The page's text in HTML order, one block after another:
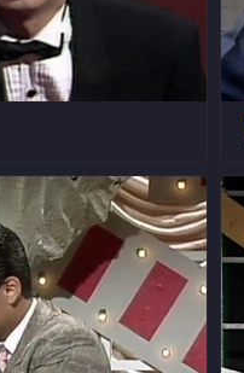
礼金，又可促进饮食
“红色炸弹”的亲友却认
问”。嘉宾Raidas亦